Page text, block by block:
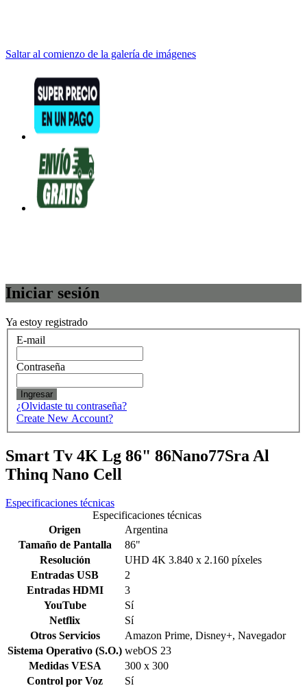
Saltar al comienzo de la galería de imágenes
Iniciar sesión
Ya estoy registrado
E-mail
Contraseña
Ingresar
¿Olvidaste tu contraseña?
Create New Account?
Smart Tv 4K Lg 86" 86Nano77Sra Al
Thinq Nano Cell
Especificaciones técnicas
Especificaciones técnicas
Origen
Argentina
Tamaño de Pantalla
86"
Resolución
UHD 4K 3.840 x 2.160 píxeles
Entradas USB
2
Entradas HDMI
3
YouTube
Sí
Netflix
Sí
Otros Servicios
Amazon Prime, Disney+, Navegador
Sistema Operativo (S.O.) webOS 23
Medidas VESA
300 x 300
Control por Voz
Sí